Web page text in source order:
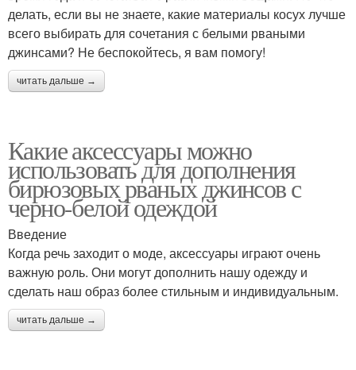
делать, если вы не знаете, какие материалы косух лучше
всего выбирать для сочетания с белыми рваными
джинсами? Не беспокойтесь, я вам помогу!
читать дальше →
Какие аксессуары можно
использовать для дополнения
бирюзовых рваных джинсов с
черно-белой одеждой
Введение
Когда речь заходит о моде, аксессуары играют очень
важную роль. Они могут дополнить нашу одежду и
сделать наш образ более стильным и индивидуальным.
читать дальше →